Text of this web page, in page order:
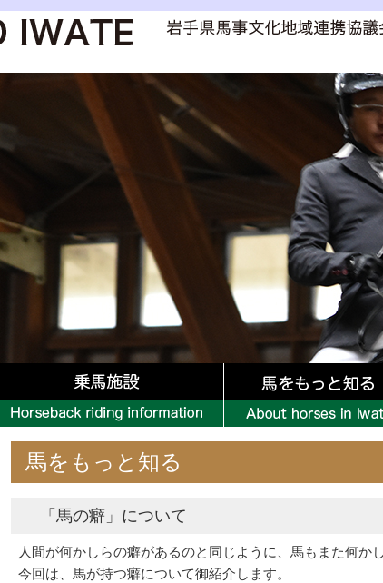
馬をもっと知る
「馬の癖」について
人間が何かしらの癖があるのと同じように、馬もまた何か
今回は、馬が持つ癖について御紹介します。